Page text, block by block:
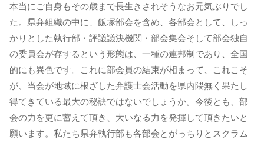
本当にご自身もその歳まで長生きされそうなお元気ぶりでし
た。県弁組織の中に、飯塚部会を含め、各部会として、しっ
かりとした執行部・評議議決機関・部会集会そして部会独自
の委員会が存するという形態は、一種の連邦制であり、全国
的にも異色です。これに部会員の結束が相まって、これこそ
が、当会が地域に根ざした弁護士会活動を県内隈無く果たし
得てきている最大の秘訣ではないでしょうか。今後とも、部
会の力を更に蓄えて頂き、大いなる力を発揮して頂きたいと
願います。私たち県弁執行部も各部会とがっちりとスクラム